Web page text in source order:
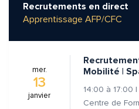
Recrutements en direct
Apprentissage AFP/CFC
mer.
13
janvier
Mobilité |
14:00 à 17:00 |